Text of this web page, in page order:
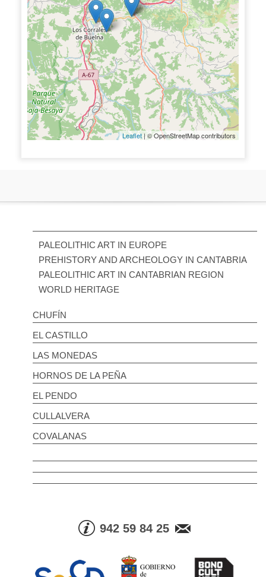
Leaflet | © OpenStreetMap contributors
PALEOLITHIC ART IN EUROPE
PREHISTORY AND ARCHEOLOGY IN CANTABRIA
PALEOLITHIC ART IN CANTABRIAN REGION
WORLD HERITAGE
CHUFÍN
EL CASTILLO
LAS MONEDAS
HORNOS DE LA PEÑA
EL PENDO
CULLALVERA
COVALANAS
942 59 84 25